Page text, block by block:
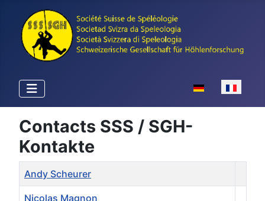
Sélectionnez
Contacts SSS / SGH-
Kontakte
Nom Détails
Andy Scheurer
Nicolas Magnon